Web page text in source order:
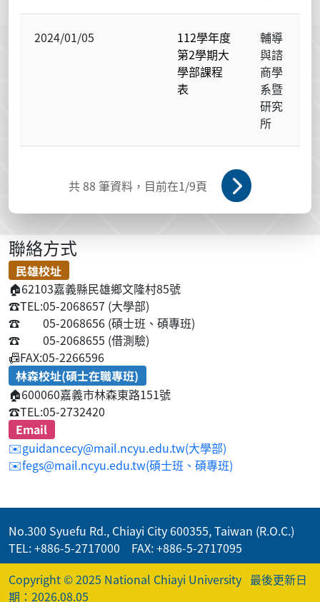
2024/01/05
112學年度
第2學期大
學部課程
表
輔導
與諮
商學
系暨
研究
所
共88 筆資料，目前在1/9頁
聯絡方式
民雄校址
🏠62103嘉義縣民雄鄉文隆村85號
☎️TEL:05-2068657 (大學部)
☎️ 05-2068656 (碩士班、碩專班)
☎️ 05-2068655 (借測驗)
📠FAX:05-2266596
林森校址(碩士在職專班)
🏠600060嘉義市林森東路151號
☎️TEL:05-2732420
Email
✉️guidancecy@mail.ncyu.edu.tw(大學部)
✉️fegs@mail.ncyu.edu.tw(碩士班、碩專班)
No.300 Syuefu Rd., Chiayi City 600355, Taiwan (R.O.C.)
TEL: +886-5-2717000 FAX: +886-5-2717095
Copyright © 2025 National Chiayi University 最後更新日
期：2026.08.05